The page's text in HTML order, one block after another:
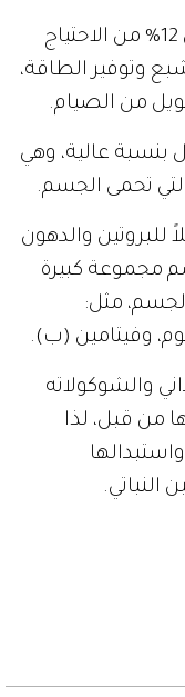
2. يوفر نصف كوب من التمر حوالي 12% من الاحتياج
وتوفير الطاقة،
من الصيام.
بنسبة عالية، وهي
تحمى الجسم.
للبروتين والدهون
مجموعة كبيرة
مثل:
وفيتامين (ب).
والشوكولاته
من قبل، لذا
النباتي.